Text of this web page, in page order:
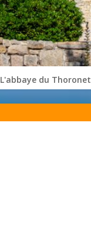
L'abbaye du Thoronet